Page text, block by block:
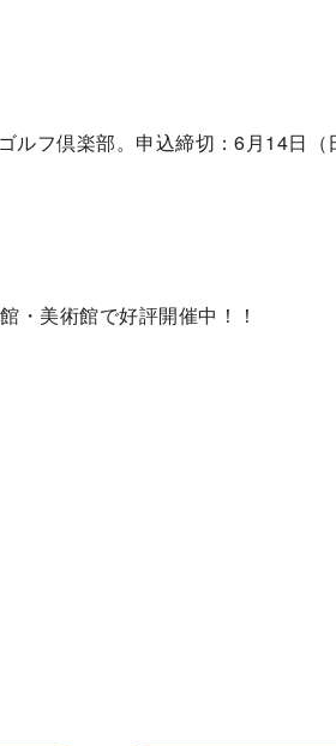
ルフ倶楽部。申込締切：6月14日（
・美術館で好評開催中！！